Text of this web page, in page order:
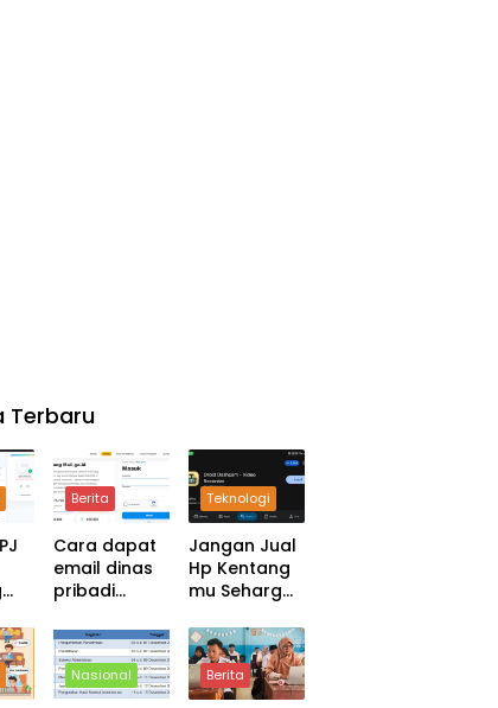
Terbaru
Berita
Cara dapat
email dinas
pribadi
Untuk PNS &
ASN
Teknologi
Jangan Jual
Hp Kentang
mu Seharga
Nasional Berita